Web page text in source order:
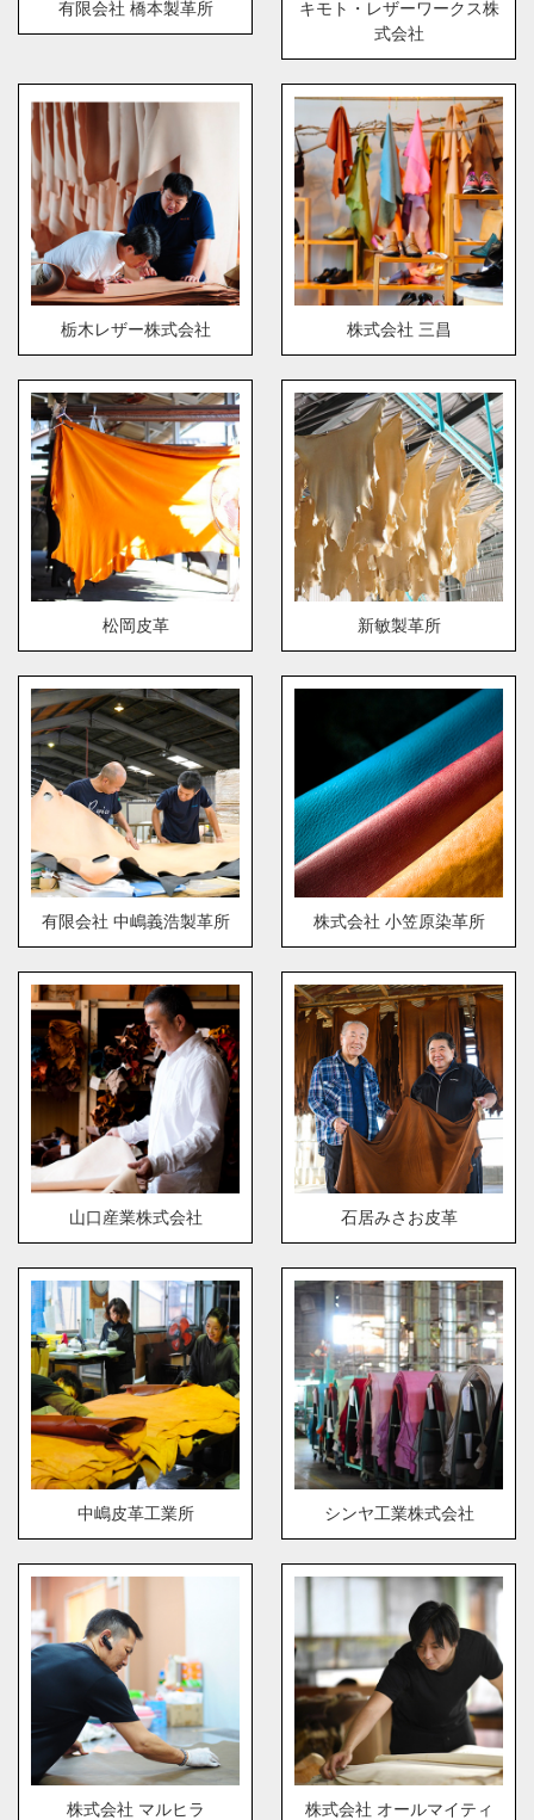
有限会社 橋本製革所
キモト・レザーワークス株
式会社
栃木レザー株式会社 株式会社 三昌
松岡皮革 新敏製革所
有限会社 中嶋義浩製革所 株式会社 小笠原染革所
山口産業株式会社 石居みさお皮革
中嶋皮革工業所 シンヤ工業株式会社
株式会社 マルヒラ 株式会社 オールマイティ